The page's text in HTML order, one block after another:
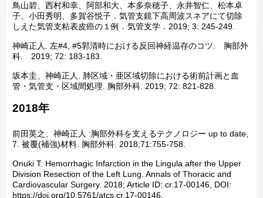
鳥山碧、西村和幸、阿部和大、本多奈穂子、永井智仁、松本卓
子、小田秀明、多賀谷悦子．気管支鏡下高周波スネアにて切除
しえた気管支粘表皮癌の１例．気管支学．2019; 3: 245-249.
神崎正人. 左#4, #5郭清時における反回神経温存のコツ. 胸部外
科. 2019; 72: 183-183.
坂本圭、神崎正人. 肺区域・亜区域切除における術前計画と血
管・気管支・区域間処理. 胸部外科. 2019; 72: 821-828.
2018年
前田英之、神崎正人 :胸部外科を支えるテクノロジー up to date,
7. 被覆(補強)材料. 胸部外科. 2018;71:755-758.
Onuki T: Hemorrhagic Infarction in the Lingula after the Upper
Division Resection of the Left Lung. Annals of Thoracic and
Cardiovascular Surgery. 2018; Article ID: cr.17-00146, DOI:
https://doi.org/10.5761/atcs.cr.17-00146.